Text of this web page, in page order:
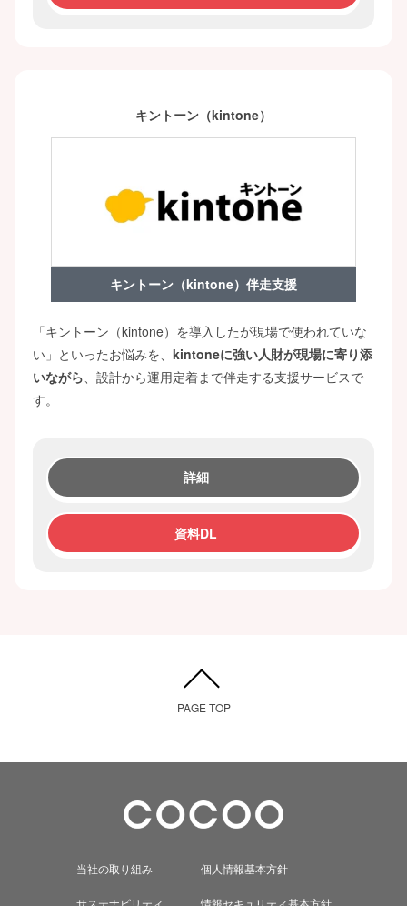
キントーン（kintone）
キントーン（kintone）伴走支援
「キントーン（kintone）を導入したが現場で使われていな
い」といったお悩みを、 kintoneに強い人財が現場に寄り添
いながら 、設計から運用定着まで伴走する支援サービスで
す。
詳細
資料DL
PAGE TOP
当社の取り組み
サステナビリティ
個人情報基本方針
情報セキュリティ基本方針